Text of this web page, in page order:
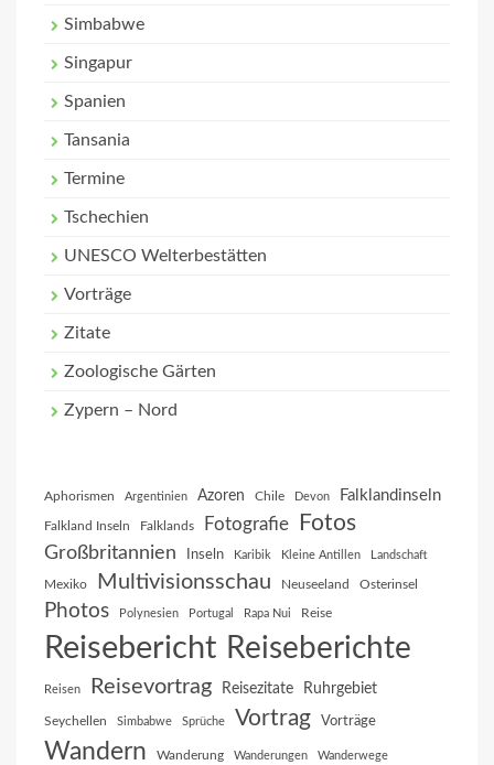
Simbabwe
Singapur
Spanien
Tansania
Termine
Tschechien
UNESCO Welterbestätten
Vorträge
Zitate
Zoologische Gärten
Zypern – Nord
Aphorismen Argentinien Azoren Chile Devon Falklandinseln
Falkland Inseln Falklands Fotografie Fotos
Großbritannien Inseln Karibik Kleine Antillen Landschaft
Mexiko Multivisionsschau Neuseeland Osterinsel
Photos Polynesien Portugal Rapa Nui Reise
Reisebericht Reiseberichte
Reisen Reisevortrag Reisezitate Ruhrgebiet
Seychellen Simbabwe Sprüche Vortrag Vorträge
Wandern Wanderung Wanderungen Wanderwege